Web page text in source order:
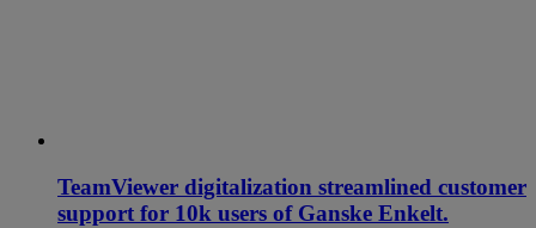
TeamViewer digitalization streamlined customer
support for 10k users of Ganske Enkelt.